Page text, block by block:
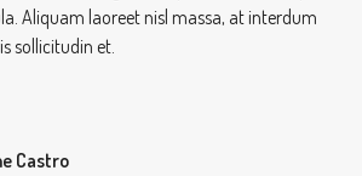
Aliquam laoreet nisl massa, at interdum
sollicitudin et.
Castro